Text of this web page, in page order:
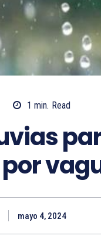
1 min. Read
por
mayo 4, 2024